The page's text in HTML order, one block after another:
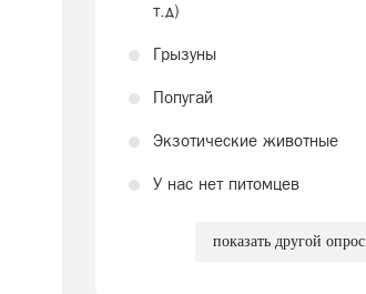
т.д)
Грызуны
Попугай
Экзотические животные
У нас нет питомцев
показать другой опрос